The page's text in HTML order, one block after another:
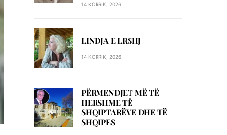
14 KORRIK, 2026
LINDJA E LRSHJ
14 KORRIK, 2026
PËRMENDJET MË TË
HERSHME TË
SHQIPTARËVE DHE TË
SHQIPES